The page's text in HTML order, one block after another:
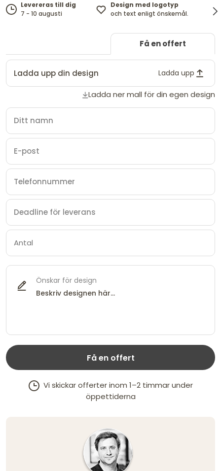
Levereras till dig
7 - 10 augusti
Design med logotyp
och text enligt önskemål.
Få en offert
Ladda upp din design Ladda upp
Ladda ner mall för din egen design
Önskar för design
Få en offert
Vi skickar offerter inom 1–2 timmar under
öppettiderna